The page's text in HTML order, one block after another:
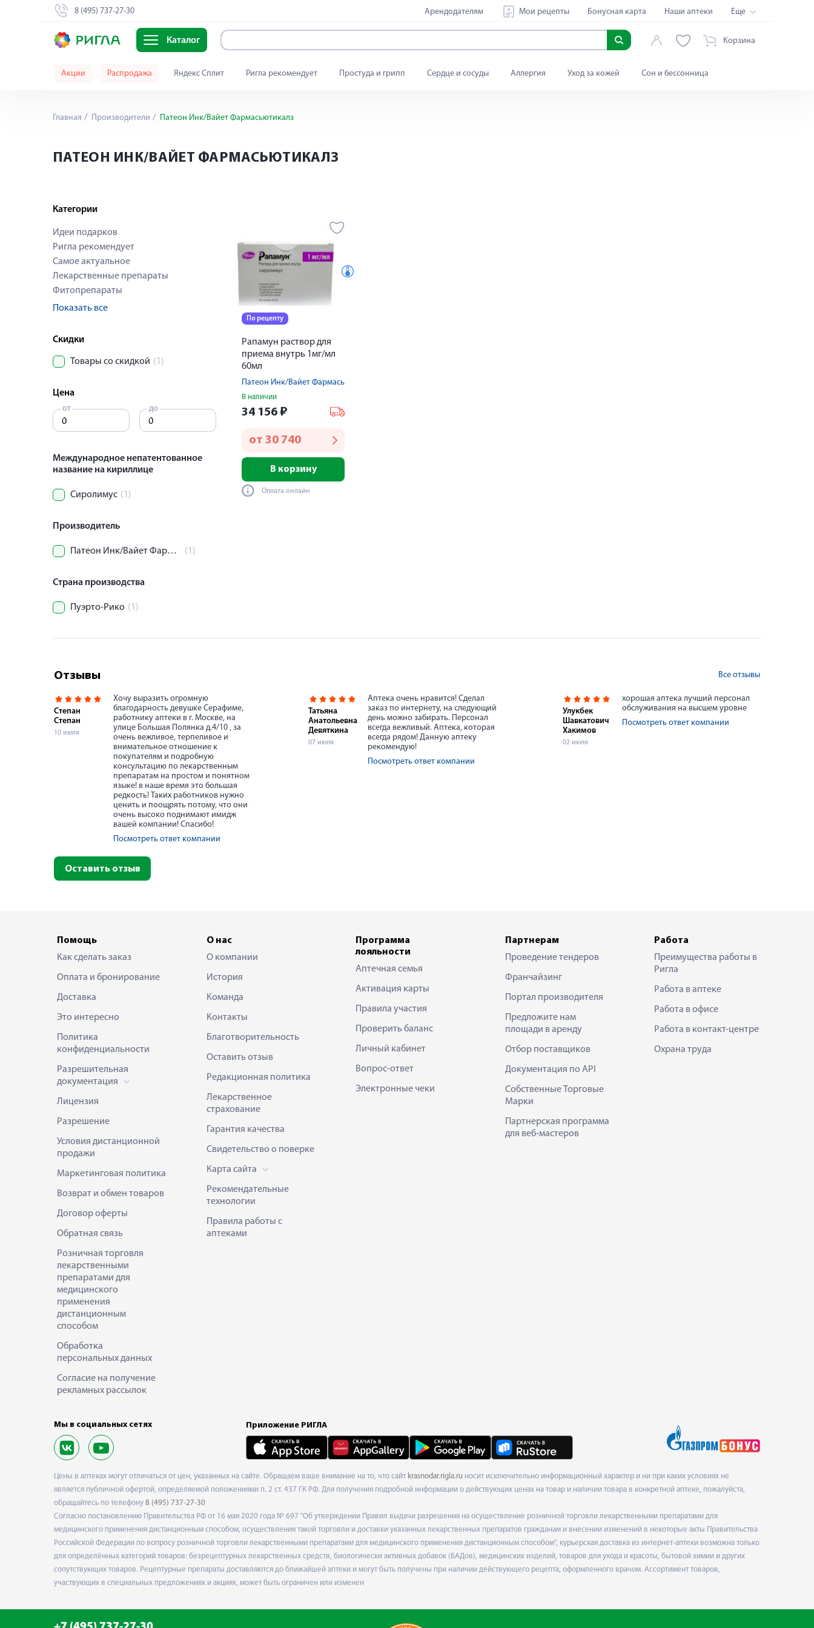
8 (495) 737-27-30 Арендодателям Мои рецепты Бонусная карта Наши аптеки Еще
Каталог Корзина
Акции Распродажа Яндекс Сплит Ригла рекомендует Простуда и грипп Сердце и сосуды Аллергия Уход за кожей Сон и бессонница
Главная Производители Патеон Инк/Вайет Фармасьютикалз
ПАТЕОН ИНК/ВАЙЕТ ФАРМАСЬЮТИКАЛЗ
Категории
Идеи подарков
Ригла рекомендует
Самое актуальное
Лекарственные препараты
Фитопрепараты
Показать все
Скидки
Товары со скидкой (1)
Цена
от до
Международное непатентованное
название на кириллице
Сиролимус (1)
Производитель
Патеон Инк/Вайет Фармасьютикалз (1)
Страна производства
Пуэрто-Рико (1)
По рецепту
Рапамун раствор для
приема внутрь 1мг/мл
60мл
Патеон Инк/Вайет Фармасьютикалз
В наличии
34 156 ₽
от 30 740
В корзину
Оплата онлайн
Отзывы Все отзывы
Степан
Степан
10 июля
Хочу выразить огромную
благодарность девушке Серафиме,
работнику аптеки в г. Москве, на
улице Большая Полянка д.4/10 , за
очень вежливое, терпеливое и
внимательное отношение к
покупателям и подробную
консультацию по лекарственным
препаратам на простом и понятном
языке! в наше время это большая
редкость! Таких работников нужно
ценить и поощрять потому, что они
очень высоко поднимают имидж
вашей компании! Спасибо!
Посмотреть ответ компании
Татьяна
Анатольевна
Девяткина
07 июля
Аптека очень нравится! Сделал
заказ по интернету, на следующий
день можно забирать. Персонал
всегда вежливый. Аптека, которая
всегда рядом! Данную аптеку
рекомендую!
Посмотреть ответ компании
Улукбек
Шавкатович
Хакимов
02 июля
хорошая аптека лучший персонал
обслуживания на высшем уровне
Посмотреть ответ компании
Оставить отзыв
Помощь
Как сделать заказ
Оплата и бронирование
Доставка
Это интересно
Политика
конфиденциальности
Разрешительная
документация
Лицензия
Разрешение
Условия дистанционной
продажи
Маркетинговая политика
Возврат и обмен товаров
Договор оферты
Обратная связь
Розничная торговля
лекарственными
препаратами для
медицинского
применения
дистанционным
способом
Обработка
персональных данных
Согласие на получение
рекламных рассылок
О нас
О компании
История
Команда
Контакты
Благотворительность
Оставить отзыв
Редакционная политика
Лекарственное
страхование
Гарантия качества
Свидетельство о поверке
Карта сайта
Рекомендательные
технологии
Правила работы с
аптеками
Программа
лояльности
Аптечная семья
Активация карты
Правила участия
Проверить баланс
Личный кабинет
Вопрос-ответ
Электронные чеки
Партнерам
Проведение тендеров
Франчайзинг
Портал производителя
Предложите нам
площади в аренду
Отбор поставщиков
Документация по API
Собственные Торговые
Марки
Партнерская программа
для веб-мастеров
Работа
Преимущества работы в
Ригла
Работа в аптеке
Работа в офисе
Работа в контакт-центре
Охрана труда
Мы в социальных сетях Приложение РИГЛА
Цены в аптеках могут отличаться от цен, указанных на сайте. Обращаем ваше внимание на то, что сайт krasnodar.rigla.ru носит исключительно информационный характер и ни при каких условиях не
является публичной офертой, определяемой положениями п. 2 ст. 437 ГК РФ. Для получения подробной информации о действующих ценах на товар и наличии товара в конкретной аптеке, пожалуйста,
обращайтесь по телефону 8 (495) 737-27-30
Согласно постановлению Правительства РФ от 16 мая 2020 года № 697 "Об утверждении Правил выдачи разрешения на осуществление розничной торговли лекарственными препаратами для
медицинского применения дистанционным способом, осуществления такой торговли и доставки указанных лекарственных препаратов гражданам и внесении изменений в некоторые акты Правительства
Российской Федерации по вопросу розничной торговли лекарственными препаратами для медицинского применения дистанционным способом", курьерская доставка из интернет-аптеки возможна только
для определённых категорий товаров: безрецептурных лекарственных средств, биологически активных добавок (БАДов), медицинских изделий, товаров для ухода и красоты, бытовой химии и других
сопутствующих товаров. Рецептурные препараты доставляются до ближайшей аптеки и могут быть получены при наличии действующего рецепта, оформленного врачом. Ассортимент товаров,
участвующих в специальных предложениях и акциях, может быть ограничен или изменен